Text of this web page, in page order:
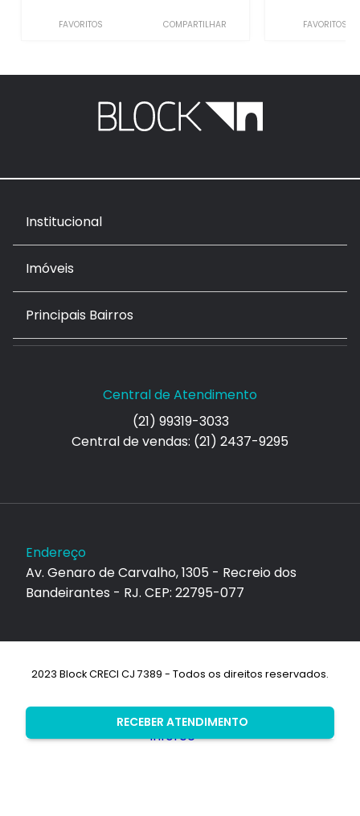
RECEBER ATENDIMENTO
FAVORITOS COMPARTILHAR FAVORITOS
Institucional
Imóveis
Principais Bairros
Central de Atendimento
(21) 99319-3033
Central de vendas: (21) 2437-9295
Endereço
Av. Genaro de Carvalho, 1305 - Recreio dos
Bandeirantes - RJ. CEP: 22795-077
2023 Block CRECI CJ 7389 - Todos os direitos reservados.